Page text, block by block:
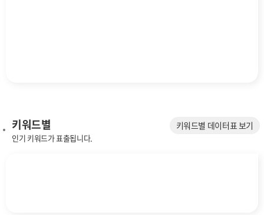
키워드별
인기 키워드가 표출됩니다.
키워드별 데이터표 보기